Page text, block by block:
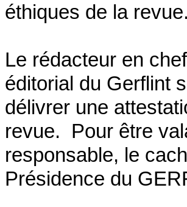
éthiques de la revue.
Le rédacteur en
éditorial du Gerflint
délivrer une
revue. Pour être
responsable, le
Présidence du